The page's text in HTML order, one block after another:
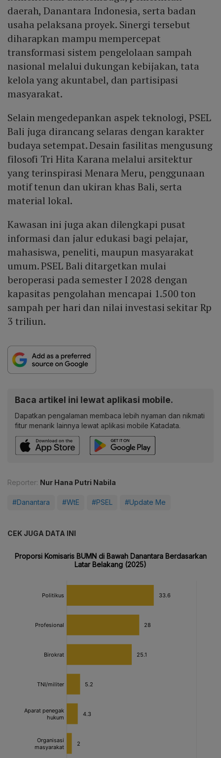
daerah, Danantara Indonesia, serta badan
usaha pelaksana proyek. Sinergi tersebut
diharapkan mampu mempercepat
transformasi sistem pengelolaan sampah
nasional melalui dukungan kebijakan, tata
kelola yang akuntabel, dan partisipasi
masyarakat.
Selain mengedepankan aspek teknologi, PSEL
Bali juga dirancang selaras dengan karakter
budaya setempat. Desain fasilitas mengusung
filosofi Tri Hita Karana melalui arsitektur
yang terinspirasi Menara Meru, penggunaan
motif tenun dan ukiran khas Bali, serta
material lokal.
Kawasan ini juga akan dilengkapi pusat
informasi dan jalur edukasi bagi pelajar,
mahasiswa, peneliti, maupun masyarakat
umum. PSEL Bali ditargetkan mulai
beroperasi pada semester I 2028 dengan
kapasitas pengolahan mencapai 1.500 ton
sampah per hari dan nilai investasi sekitar Rp
3 triliun.
Baca artikel ini lewat aplikasi mobile.
Dapatkan pengalaman membaca lebih nyaman dan nikmati
fitur menarik lainnya lewat aplikasi mobile Katadata.
Reporter: Nur Hana Putri Nabila
#Danantara #WtE #PSEL #Update Me
CEK JUGA DATA INI